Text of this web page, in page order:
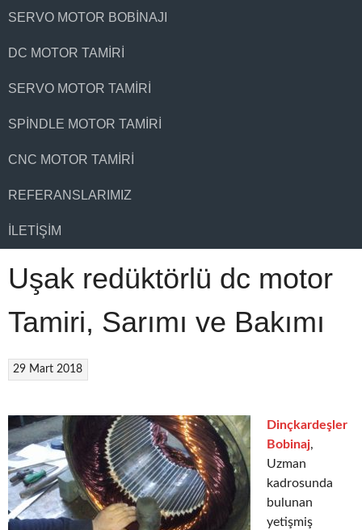
SERVO MOTOR BOBINAJI
DC MOTOR TAMIRI
SERVO MOTOR TAMIRI
SPINDLE MOTOR TAMIRI
CNC MOTOR TAMIRI
REFERANSLARIMIZ
İLETIŞIM
Uşak redüktörlü dc motor
Tamiri, Sarımı ve Bakımı
29 Mart 2018
Dinçkardeşler
Bobinaj,
Uzman
kadrosunda
bulunan
yetişmiş